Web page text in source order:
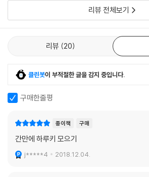
리뷰 전체보기
리뷰 20
클린봇이 부적절한 글을 감지 중입니다.
구매한줄평
종이책 구매
간만에 하루키 모으기
j*****4 2018.12.04.